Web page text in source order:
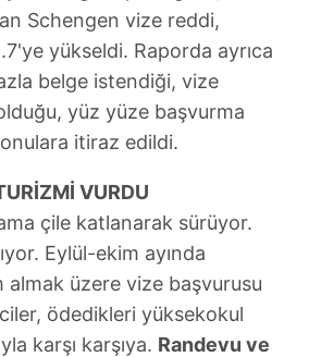
Schengen vize reddi,
yükseldi. Raporda ayrıca
belge istendiği, vize
yüz yüze başvurma
itiraz edildi.
VURDU
çile katlanarak sürüyor.
Eylül-ekim ayında
almak üzere vize başvurusu
ödedikleri yüksekokul
karşı karşıya. Randevu ve